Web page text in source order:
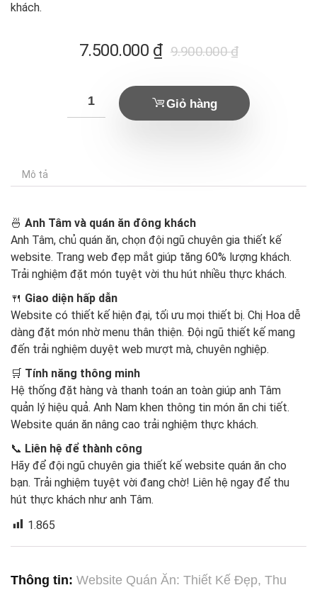
khách.
9.900.000₫
Giá
là:
9.900.000 ₫.
7.500.000 ₫
Giỏ hàng
Mô tả
🍜 Anh Tâm và quán ăn đông khách
Anh Tâm, chủ quán ăn, chọn đội ngũ chuyên gia thiết kế
website. Trang web đẹp mắt giúp tăng 60% lượng khách.
Trải nghiệm đặt món tuyệt vời thu hút nhiều thực khách.
🍴 Giao diện hấp dẫn
Website có thiết kế hiện đại, tối ưu mọi thiết bị. Chị Hoa dễ
dàng đặt món nhờ menu thân thiện. Đội ngũ thiết kế mang
đến trải nghiệm duyệt web mượt mà, chuyên nghiệp.
🛒 Tính năng thông minh
Hệ thống đặt hàng và thanh toán an toàn giúp anh Tâm
quản lý hiệu quả. Anh Nam khen thông tin món ăn chi tiết.
Website quán ăn nâng cao trải nghiệm thực khách.
📞 Liên hệ để thành công
Hãy để đội ngũ chuyên gia thiết kế website quán ăn cho
bạn. Trải nghiệm tuyệt vời đang chờ! Liên hệ ngay để thu
hút thực khách như anh Tâm.
1.865
Thông tin: Website Quán Ăn: Thiết Kế Đẹp, Thu